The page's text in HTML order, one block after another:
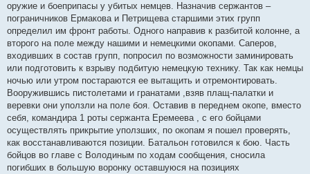
оружие и боеприпасы у убитых немцев. Назначив сержантов –
пограничников Ермакова и Петрищева старшими этих групп
определил им фронт работы. Одного направив к разбитой колонне, а
второго на поле между нашими и немецкими окопами. Саперов,
входивших в состав групп, попросил по возможности заминировать
или подготовить к взрыву подбитую немецкую технику. Так как немцы
ночью или утром постараются ее вытащить и отремонтировать.
Вооружившись пистолетами и гранатами ,взяв плащ-палатки и
веревки они уползли на поле боя. Оставив в переднем окопе, вместо
себя, командира 1 роты сержанта Еремеева , с его бойцами
осуществлять прикрытие уползших, по окопам я пошел проверять,
как восстанавливаются позиции. Батальон готовился к бою. Часть
бойцов во главе с Володиным по ходам сообщения, сносила
погибших в большую воронку оставшуюся на позициях